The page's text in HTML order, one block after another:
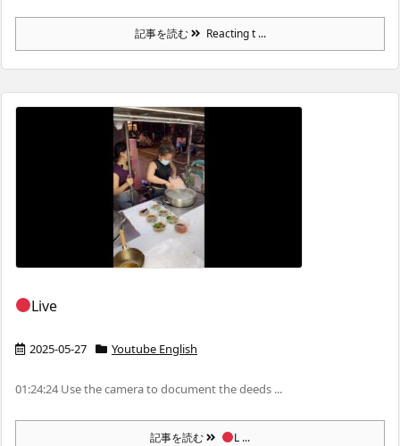
記事を読む Reacting t ...
Live
2025-05-27 Youtube English
01:24:24 Use the camera to document the deeds ...
記事を読む L ...